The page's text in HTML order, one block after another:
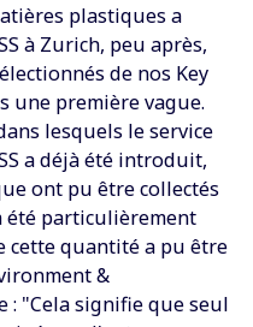
plastiques a
à Zurich, peu après,
de nos Key
une première vague.
lesquels le service
a déjà été introduit,
ont pu être collectés
été particulièrement
cette quantité a pu être
&
: "Cela signifie que seul